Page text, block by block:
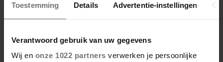
Toestemming Details Advertentie-instellingen
Verantwoord gebruik van uw gegevens
Wij en onze 1022 partners verwerken je persoonlijke